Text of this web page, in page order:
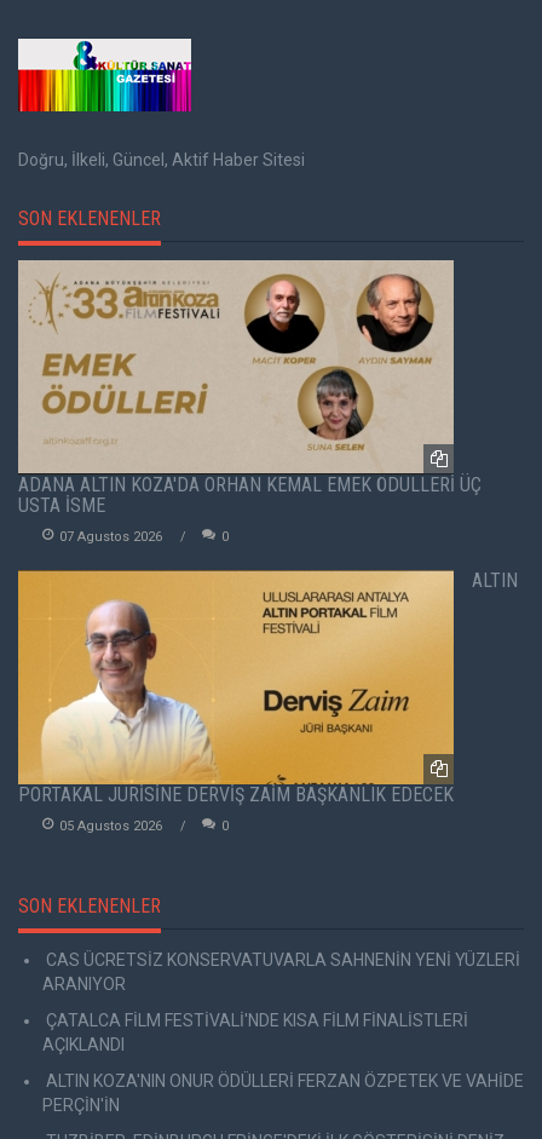
Doğru, İlkeli, Güncel, Aktif Haber Sitesi
SON EKLENENLER
ADANA ALTIN KOZA'DA ORHAN KEMAL EMEK ÖDÜLLERİ ÜÇ
USTA İSME
07 Agustos 2026 0
ALTIN
PORTAKAL JÜRİSİNE DERVİŞ ZAİM BAŞKANLIK EDECEK
05 Agustos 2026 0
SON EKLENENLER
CAS ÜCRETSİZ KONSERVATUVARLA SAHNENİN YENİ YÜZLERİ
ARANIYOR
ÇATALCA FİLM FESTİVALİ'NDE KISA FİLM FİNALİSTLERİ
AÇIKLANDI
ALTIN KOZA'NIN ONUR ÖDÜLLERİ FERZAN ÖZPETEK VE VAHİDE
PERÇİN'İN